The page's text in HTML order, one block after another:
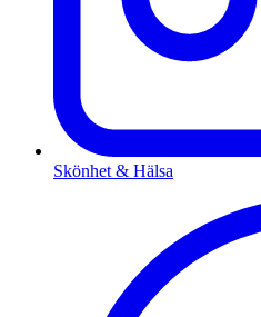
Skönhet & Hälsa